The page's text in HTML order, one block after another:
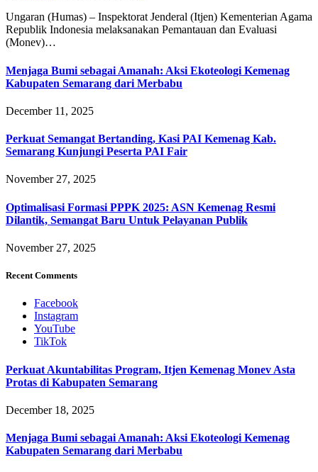
Ungaran (Humas) – Inspektorat Jenderal (Itjen) Kementerian Agama
Republik Indonesia melaksanakan Pemantauan dan Evaluasi
(Monev)…
Menjaga Bumi sebagai Amanah: Aksi Ekoteologi Kemenag
Kabupaten Semarang dari Merbabu
December 11, 2025
Perkuat Semangat Bertanding, Kasi PAI Kemenag Kab.
Semarang Kunjungi Peserta PAI Fair
November 27, 2025
Optimalisasi Formasi PPPK 2025: ASN Kemenag Resmi
Dilantik, Semangat Baru Untuk Pelayanan Publik
November 27, 2025
Recent Comments
Facebook
Instagram
YouTube
TikTok
Perkuat Akuntabilitas Program, Itjen Kemenag Monev Asta
Protas di Kabupaten Semarang
December 18, 2025
Menjaga Bumi sebagai Amanah: Aksi Ekoteologi Kemenag
Kabupaten Semarang dari Merbabu